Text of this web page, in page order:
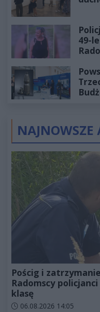
49-
NAJNOWSZE
Pościg i
Radomscy
klasę
Data dodania artykułu:
06.08.2026 14:05